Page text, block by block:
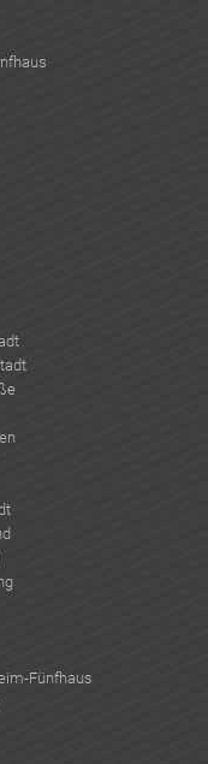
Fünfhaus